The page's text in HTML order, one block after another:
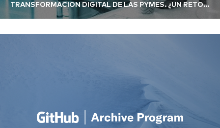
TRANSFORMACIÓN DIGITAL DE LAS PYMES. ¿UN RETO AL ALCANCE DE TODOS?